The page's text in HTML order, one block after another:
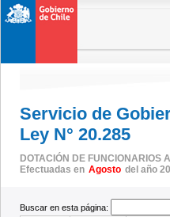
Servicio de
Ley N° 20.285
DOTACIÓN DE FUNCIONARIOS
Efectuadas en Agosto del año
Buscar en esta página: